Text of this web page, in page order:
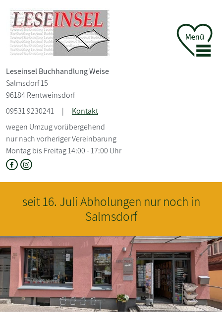
Leseinsel Buchhandlung Weise
Salmsdorf 15
96184 Rentweinsdorf
09531 9230241
|
Kontakt
wegen Umzug vorübergehend
nur nach vorheriger Vereinbarung
Montag bis Freitag 14:00 - 17:00 Uhr
16. Juli Abholungen nur noch in
Salmsdorf